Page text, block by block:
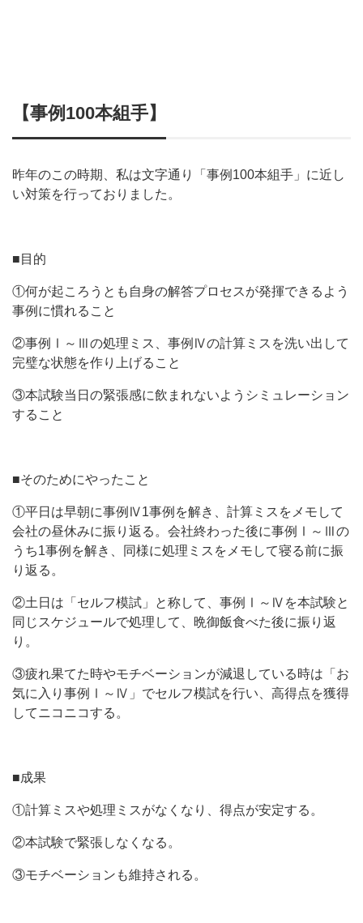
【事例100本組手】
昨年のこの時期、私は文字通り「事例100本組手」に近し
い対策を行っておりました。
■目的
①何が起ころうとも自身の解答プロセスが発揮できるよう
事例に慣れること
②事例Ⅰ～Ⅲの処理ミス、事例Ⅳの計算ミスを洗い出して
完璧な状態を作り上げること
③本試験当日の緊張感に飲まれないようシミュレーション
すること
■そのためにやったこと
①平日は早朝に事例Ⅳ1事例を解き、計算ミスをメモして
会社の昼休みに振り返る。会社終わった後に事例Ⅰ～Ⅲの
うち1事例を解き、同様に処理ミスをメモして寝る前に振
り返る。
②土日は「セルフ模試」と称して、事例Ⅰ～Ⅳを本試験と
同じスケジュールで処理して、晩御飯食べた後に振り返
り。
③疲れ果てた時やモチベーションが減退している時は「お
気に入り事例Ⅰ～Ⅳ」でセルフ模試を行い、高得点を獲得
してニコニコする。
■成果
①計算ミスや処理ミスがなくなり、得点が安定する。
②本試験で緊張しなくなる。
③モチベーションも維持される。